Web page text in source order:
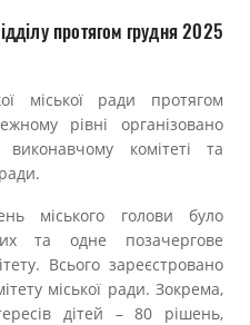
влади
протягом грудня 2025
міської ради протягом
рівні організовано
комітеті та
міського голови було
та одне позачергове
Всього зареєстровано
міської ради. Зокрема,
дітей – 80 рішень,